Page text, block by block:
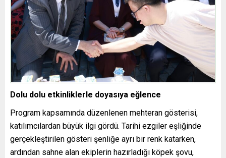
Dolu dolu etkinliklerle doyasıya eğlence
Program kapsamında düzenlenen mehteran gösterisi,
katılımcılardan büyük ilgi gördü. Tarihi ezgiler eşliğinde
gerçekleştirilen gösteri şenliğe ayrı bir renk katarken,
ardından sahne alan ekiplerin hazırladığı köpek şovu,